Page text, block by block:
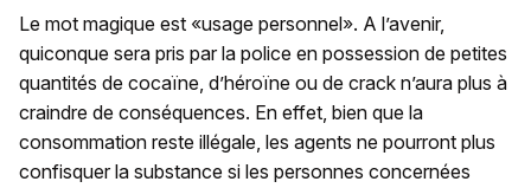
Le mot magique est «usage personnel». A l’avenir,
quiconque sera pris par la police en possession de petites
quantités de cocaïne, d’héroïne ou de crack n’aura plus à
craindre de conséquences. En effet, bien que la
consommation reste illégale, les agents ne pourront plus
confisquer la substance si les personnes concernées